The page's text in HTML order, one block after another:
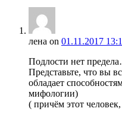
лена on 01.11.2017
Подлости нет
Представьте, что вы
обладает
мифологии)
( причём этот